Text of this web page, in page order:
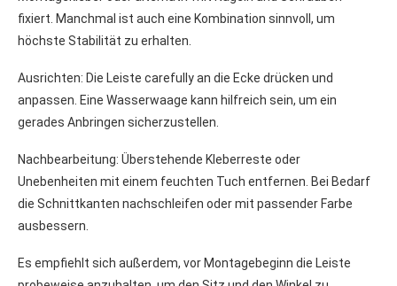
fixiert. Manchmal ist auch eine Kombination sinnvoll, um
höchste Stabilität zu erhalten.
Ausrichten: Die Leiste carefully an die Ecke drücken und
anpassen. Eine Wasserwaage kann hilfreich sein, um ein
gerades Anbringen sicherzustellen.
Nachbearbeitung: Überstehende Kleberreste oder
Unebenheiten mit einem feuchten Tuch entfernen. Bei Bedarf
die Schnittkanten nachschleifen oder mit passender Farbe
ausbessern.
Es empfiehlt sich außerdem, vor Montagebeginn die Leiste